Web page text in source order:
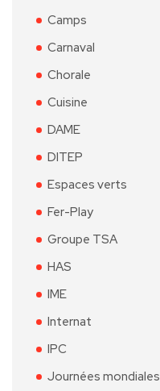
Camps
Carnaval
Chorale
Cuisine
DAME
DITEP
Espaces verts
Fer-Play
Groupe TSA
HAS
IME
Internat
IPC
Journées mondiales